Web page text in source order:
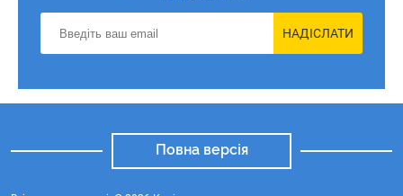
НАДІСЛАТИ
Повна версія